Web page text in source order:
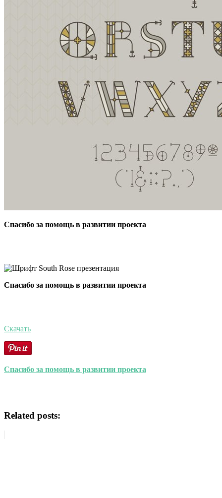
Спасибо за помощь в развитии проекта
Спасибо за помощь в развитии проекта
Скачать
Спасибо за помощь в развитии проекта
Related posts: